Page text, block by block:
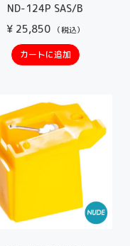
ND-124P SAS/B
¥25,850 （税込）
カートに追加